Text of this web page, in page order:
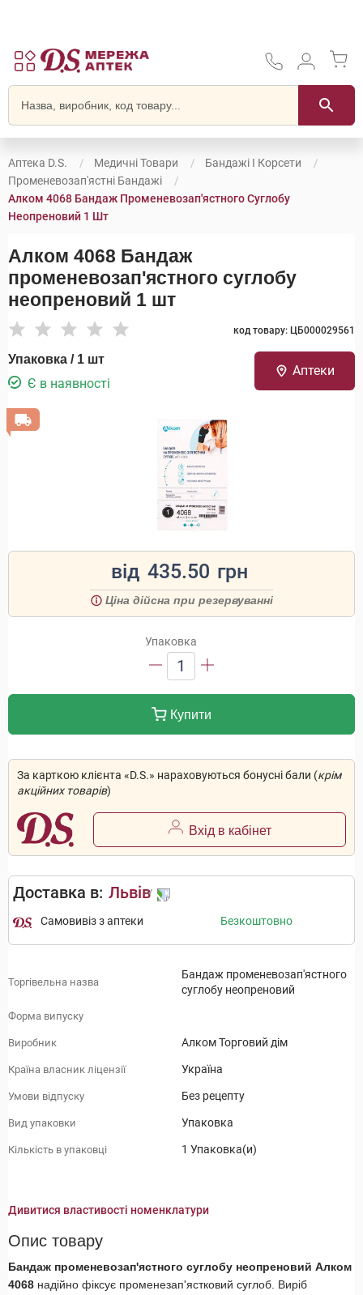
Аптека D.S. Медичні Товари
Бандажі І Корсети
Променевозап'ястні Бандажі
Алком 4068 Бандаж Променевозап'ястного Суглобу
Неопреновий 1 Шт
Алком 4068 Бандаж
променевозап'ястного суглобу
неопреновий 1 шт
код товару: ЦБ000029561
Упаковка / 1 шт
Є в наявності
Аптеки
від 435.50 грн
Ціна дійсна при резервуванні
Упаковка
1
Купити
За карткою клієнта «D.S.» нараховуються бонусні бали (крім
акційних товарів)
Вхід в кабінет
Доставка в: Львів
Самовивіз з аптеки Безкоштовно
Торгівельна назва
Бандаж променевозап'ястного
суглобу неопреновий
Форма випуску
Виробник Алком Торговий дім
Країна власник ліцензії Україна
Умови відпуску Без рецепту
Вид упаковки Упаковка
Кількість в упаковці 1 Упаковка(и)
Дивитися властивості номенклатури
Опис товару
Бандаж променевозап'ястного суглобу неопреновий Алком
4068 надійно фіксує променезап'ястковий суглоб. Виріб